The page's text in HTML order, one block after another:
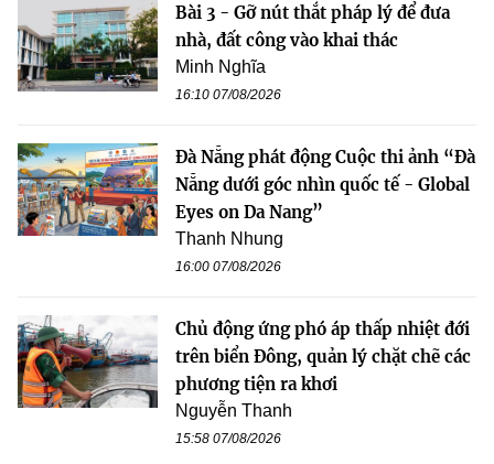
Bài 3 - Gỡ nút thắt pháp lý để đưa
nhà, đất công vào khai thác
Minh Nghĩa
16:10 07/08/2026
Đà Nẵng phát động Cuộc thi ảnh “Đà
Nẵng dưới góc nhìn quốc tế - Global
Eyes on Da Nang”
Thanh Nhung
16:00 07/08/2026
Chủ động ứng phó áp thấp nhiệt đới
trên biển Đông, quản lý chặt chẽ các
phương tiện ra khơi
Nguyễn Thanh
15:58 07/08/2026